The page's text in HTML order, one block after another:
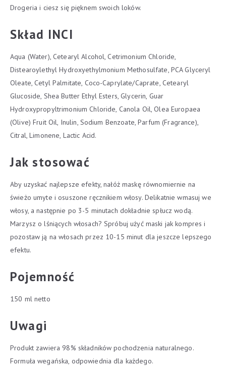
Drogeria i ciesz się pięknem swoich loków.
Skład INCI
Aqua (Water), Cetearyl Alcohol, Cetrimonium Chloride,
Distearoylethyl Hydroxyethylmonium Methosulfate, PCA Glyceryl
Oleate, Cetyl Palmitate, Coco-Caprylate/Caprate, Cetearyl
Glucoside, Shea Butter Ethyl Esters, Glycerin, Guar
Hydroxypropyltrimonium Chloride, Canola Oil, Olea Europaea
(Olive) Fruit Oil, Inulin, Sodium Benzoate, Parfum (Fragrance),
Citral, Limonene, Lactic Acid.
Jak stosować
Aby uzyskać najlepsze efekty, nałóż maskę równomiernie na
świeżo umyte i osuszone ręcznikiem włosy. Delikatnie wmasuj we
włosy, a następnie po 3-5 minutach dokładnie spłucz wodą.
Marzysz o lśniących włosach? Spróbuj użyć maski jak kompres i
pozostaw ją na włosach przez 10-15 minut dla jeszcze lepszego
efektu.
Pojemność
150 ml netto
Uwagi
Produkt zawiera 98% składników pochodzenia naturalnego.
Formuła wegańska, odpowiednia dla każdego.